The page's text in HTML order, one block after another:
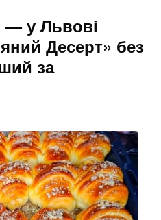
— у Львові
Десерт» без
за